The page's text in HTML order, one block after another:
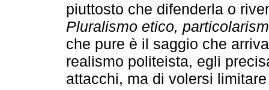
piuttosto che difenderla o
Pluralismo etico,
che pure è il saggio che
realismo politeista, egli
attacchi, ma di volersi